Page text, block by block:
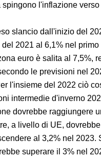
spingono l'inflazione
slancio dall'inizio del
2021 al 6,1% nel
euro è salita al 7,5%,
le previsioni nel
l'insieme del 2022 ciò
intermedie d'inverno
dovrebbe raggiungere
a livello di UE,
al 3,2% nel
superare il 3% nel